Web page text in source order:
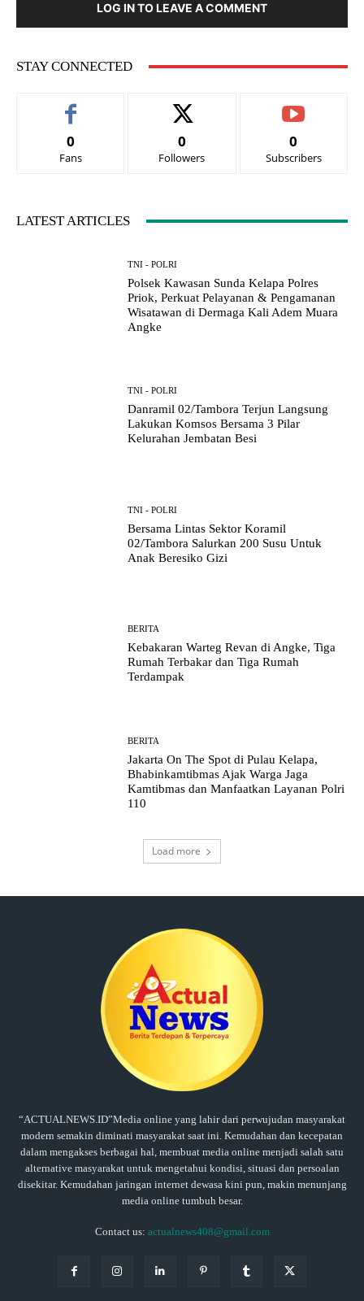
LOG IN TO LEAVE A COMMENT
STAY CONNECTED
0
Fans
0
Followers
0
Subscribers
LATEST ARTICLES
TNI - POLRI
Polsek Kawasan Sunda Kelapa Polres
Priok, Perkuat Pelayanan & Pengamanan
Wisatawan di Dermaga Kali Adem Muara
Angke
TNI - POLRI
Danramil 02/Tambora Terjun Langsung
Lakukan Komsos Bersama 3 Pilar
Kelurahan Jembatan Besi
TNI - POLRI
Bersama Lintas Sektor Koramil
02/Tambora Salurkan 200 Susu Untuk
Anak Beresiko Gizi
BERITA
Kebakaran Warteg Revan di Angke, Tiga
Rumah Terbakar dan Tiga Rumah
Terdampak
BERITA
Jakarta On The Spot di Pulau Kelapa,
Bhabinkamtibmas Ajak Warga Jaga
Kamtibmas dan Manfaatkan Layanan Polri
110
Load more
“ACTUALNEWS.ID”Media online yang lahir dari perwujudan masyarakat
modern semakin diminati masyarakat saat ini. Kemudahan dan kecepatan
dalam mengakses berbagai hal, membuat media online menjadi salah satu
alternative masyarakat untuk mengetahui kondisi, situasi dan persoalan
disekitar. Kemudahan jaringan internet dewasa kini pun, makin menunjang
media online tumbuh besar.
Contact us: actualnews408@gmail.com